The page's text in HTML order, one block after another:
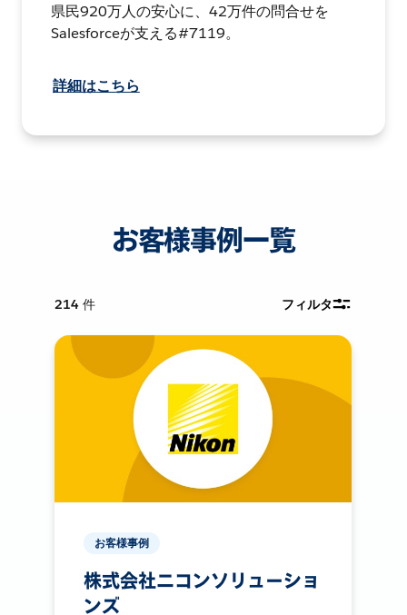
県民920万人の安心に、42万件の問合せを
Salesforceが支える#7119。
詳細はこちら
お客様事例一覧
214 件 フィルタ
お客様事例
株式会社ニコンソリューショ
ンズ